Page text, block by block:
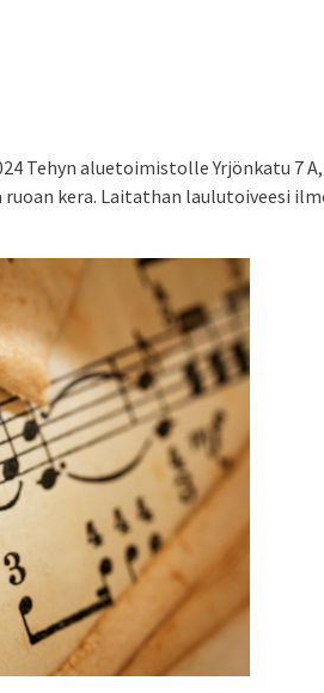
Tehyn aluetoimistolle Yrjönkatu 7
ruoan kera. Laitathan laulutoiveesi